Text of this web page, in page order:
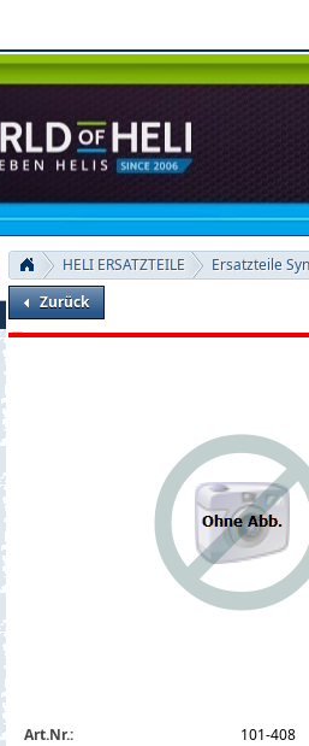
HELI ERSATZTEILE
Ersatzteile
Zurück
Art.Nr.:
101-408